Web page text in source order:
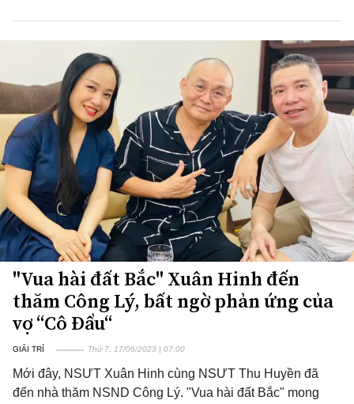
"Vua hài đất Bắc" Xuân Hinh đến
thăm Công Lý, bất ngờ phản ứng của
vợ “Cô Đẩu“
GIẢI TRÍ Thứ 7, 17/06/2023 | 07:00
Mới đây, NSƯT Xuân Hinh cùng NSƯT Thu Huyền đã
đến nhà thăm NSND Công Lý. "Vua hài đất Bắc" mong